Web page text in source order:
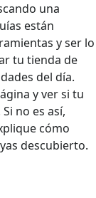
una
están
y ser lo
tu tienda de
del día.
y ver si tu
no es así,
cómo
descubierto.